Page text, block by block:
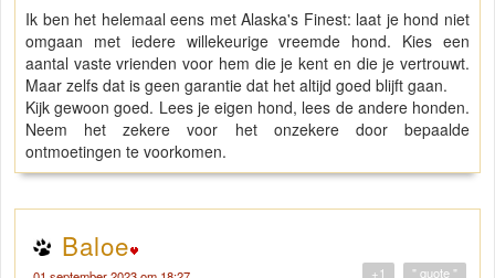
Ik ben het helemaal eens met Alaska's Finest: laat je hond niet
omgaan met iedere willekeurige vreemde hond. Kies een
aantal vaste vrienden voor hem die je kent en die je vertrouwt.
Maar zelfs dat is geen garantie dat het altijd goed blijft gaan.
Kijk gewoon goed. Lees je eigen hond, lees de andere honden.
Neem het zekere voor het onzekere door bepaalde
ontmoetingen te voorkomen.
Baloe
" quote "
+1